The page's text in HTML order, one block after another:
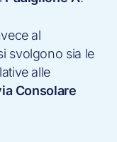
al
svolgono sia le
alle
Consolare